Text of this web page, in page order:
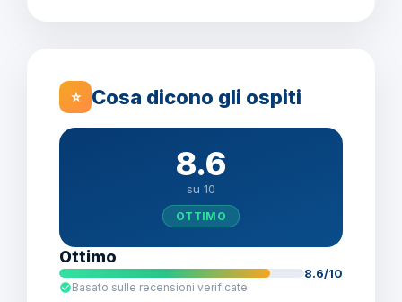
⭐ Cosa dicono gli ospiti
8.6
su 10
OTTIMO
Ottimo
8.6/10
Basato sulle recensioni verificate